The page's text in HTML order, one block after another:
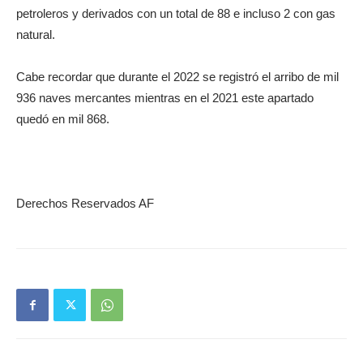
petroleros y derivados con un total de 88 e incluso 2 con gas
natural.
Cabe recordar que durante el 2022 se registró el arribo de mil
936 naves mercantes mientras en el 2021 este apartado
quedó en mil 868.
Derechos Reservados AF